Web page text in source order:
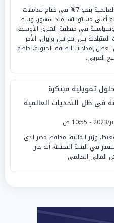
قفزت أسعار النفط العالمية بنحو 7% في ختام تعاملات
أعلى مستوياتها منذ شهور، وسط
في منطقة الشرق الأوسط،
بين إسرائيل وإيران، الأمر
إمدادات الطاقة الحيوية، خاصة
العربي.
تمويلية مبتكرة
في ظل التحديات العالمية
وزير المالية، محافظ مصر لدى
في البنية التحتية، أنه حان
المالي العالمي